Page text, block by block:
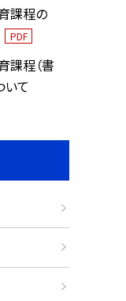
課程の
PDF
程（書
いて